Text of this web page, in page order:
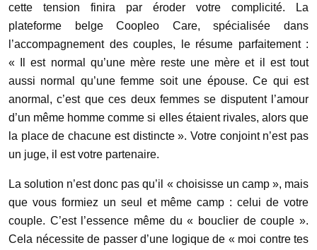
cette tension finira par éroder votre complicité. La
plateforme belge Coopleo Care, spécialisée dans
l’accompagnement des couples, le résume parfaitement :
« Il est normal qu’une mère reste une mère et il est tout
aussi normal qu’une femme soit une épouse. Ce qui est
anormal, c’est que ces deux femmes se disputent l’amour
d’un même homme comme si elles étaient rivales, alors que
la place de chacune est distincte ». Votre conjoint n’est pas
un juge, il est votre partenaire.
La solution n’est donc pas qu’il « choisisse un camp », mais
que vous formiez un seul et même camp : celui de votre
couple. C’est l’essence même du « bouclier de couple ».
Cela nécessite de passer d’une logique de « moi contre tes